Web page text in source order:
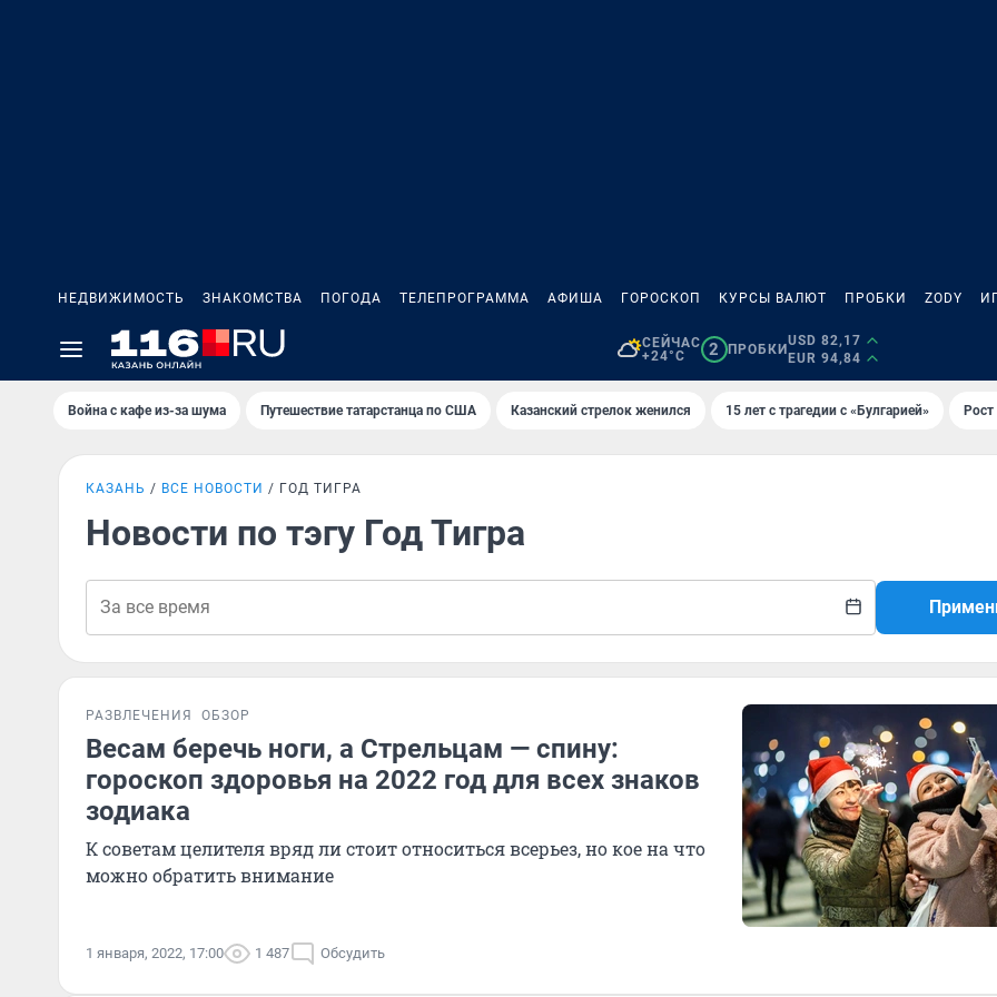
НЕДВИЖИМОСТЬ ЗНАКОМСТВА ПОГОДА ТЕЛЕПРОГРАММА АФИША ГОРОСКОП КУРСЫ ВАЛЮТ ПРОБКИ ZODY
СЕЙЧАС
+24°C
2 ПРОБКИ
USD 82,17
EUR 94,84
Война с кафе из-за шума Путешествие татарстанца по США Казанский стрелок женился 15 лет с трагедии с «Булгарией»
КАЗАНЬ ВСЕ НОВОСТИ ГОД ТИГРА
Новости по тэгу Год Тигра
РАЗВЛЕЧЕНИЯ ОБЗОР
Весам беречь ноги, а Стрельцам — спину:
гороскоп здоровья на 2022 год для всех знаков
зодиака
К советам целителя вряд ли стоит относиться всерьез, но кое на что
можно обратить внимание
1 января, 2022, 17:00 1 487 Обсудить